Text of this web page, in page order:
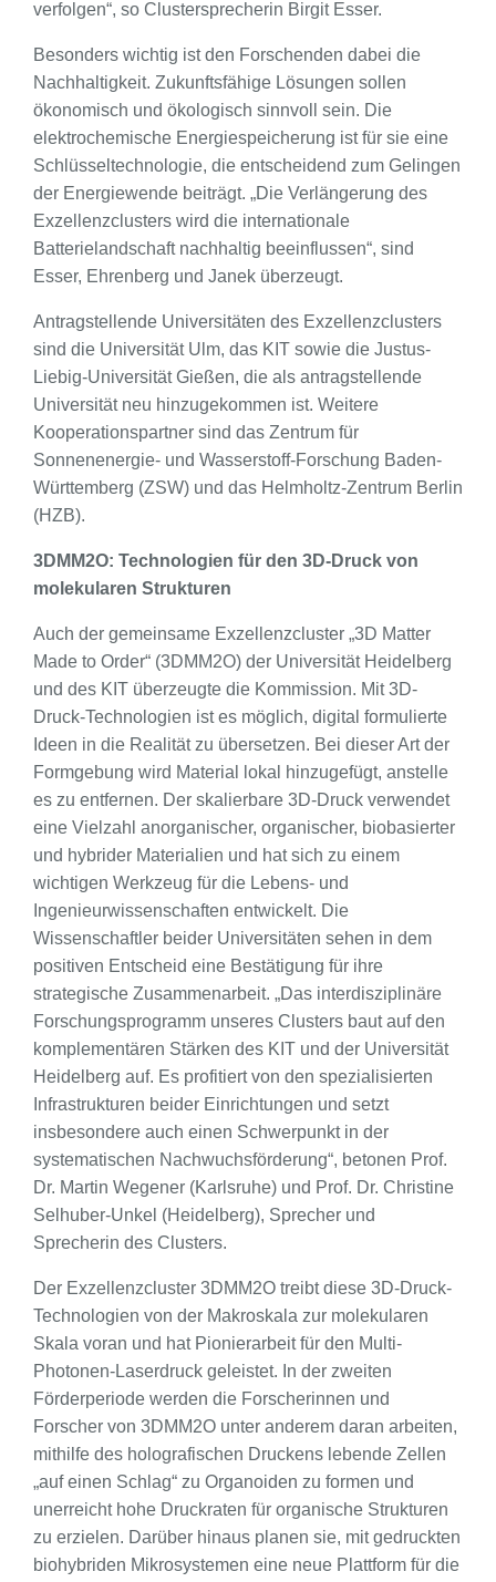
verfolgen“, so Clustersprecherin Birgit Esser.
Besonders wichtig ist den Forschenden dabei die
Nachhaltigkeit. Zukunftsfähige Lösungen sollen
ökonomisch und ökologisch sinnvoll sein. Die
elektrochemische Energiespeicherung ist für sie eine
Schlüsseltechnologie, die entscheidend zum Gelingen
der Energiewende beiträgt. „Die Verlängerung des
Exzellenzclusters wird die internationale
Batterielandschaft nachhaltig beeinflussen“, sind
Esser, Ehrenberg und Janek überzeugt.
Antragstellende Universitäten des Exzellenzclusters
sind die Universität Ulm, das KIT sowie die Justus-
Liebig-Universität Gießen, die als antragstellende
Universität neu hinzugekommen ist. Weitere
Kooperationspartner sind das Zentrum für
Sonnenenergie- und Wasserstoff-Forschung Baden-
Württemberg (ZSW) und das Helmholtz-Zentrum Berlin
(HZB).
3DMM2O: Technologien für den 3D-Druck von
molekularen Strukturen
Auch der gemeinsame Exzellenzcluster „3D Matter
Made to Order“ (3DMM2O) der Universität Heidelberg
und des KIT überzeugte die Kommission. Mit 3D-
Druck-Technologien ist es möglich, digital formulierte
Ideen in die Realität zu übersetzen. Bei dieser Art der
Formgebung wird Material lokal hinzugefügt, anstelle
es zu entfernen. Der skalierbare 3D-Druck verwendet
eine Vielzahl anorganischer, organischer, biobasierter
und hybrider Materialien und hat sich zu einem
wichtigen Werkzeug für die Lebens- und
Ingenieurwissenschaften entwickelt. Die
Wissenschaftler beider Universitäten sehen in dem
positiven Entscheid eine Bestätigung für ihre
strategische Zusammenarbeit. „Das interdisziplinäre
Forschungsprogramm unseres Clusters baut auf den
komplementären Stärken des KIT und der Universität
Heidelberg auf. Es profitiert von den spezialisierten
Infrastrukturen beider Einrichtungen und setzt
insbesondere auch einen Schwerpunkt in der
systematischen Nachwuchsförderung“, betonen Prof.
Dr. Martin Wegener (Karlsruhe) und Prof. Dr. Christine
Selhuber-Unkel (Heidelberg), Sprecher und
Sprecherin des Clusters.
Der Exzellenzcluster 3DMM2O treibt diese 3D-Druck-
Technologien von der Makroskala zur molekularen
Skala voran und hat Pionierarbeit für den Multi-
Photonen-Laserdruck geleistet. In der zweiten
Förderperiode werden die Forscherinnen und
Forscher von 3DMM2O unter anderem daran arbeiten,
mithilfe des holografischen Druckens lebende Zellen
„auf einen Schlag“ zu Organoiden zu formen und
unerreicht hohe Druckraten für organische Strukturen
zu erzielen. Darüber hinaus planen sie, mit gedruckten
biohybriden Mikrosystemen eine neue Plattform für die